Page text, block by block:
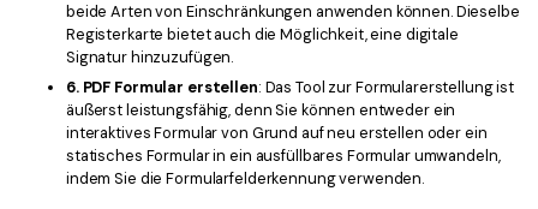
beide Arten von Einschränkungen anwenden können. Dieselbe
Registerkarte bietet auch die Möglichkeit, eine digitale
Signatur hinzuzufügen.
6. PDF Formular erstellen: Das Tool zur Formularerstellung ist
äußerst leistungsfähig, denn Sie können entweder ein
interaktives Formular von Grund auf neu erstellen oder ein
statisches Formular in ein ausfüllbares Formular umwandeln,
indem Sie die Formularfelderkennung verwenden.